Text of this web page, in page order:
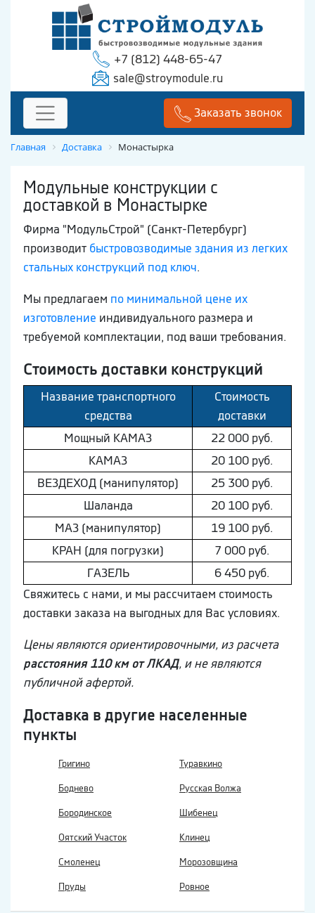
+7 (812) 448-65-47
sale@stroymodule.ru
Заказать звонок
Главная Доставка Монастырка
Модульные конструкции с
доставкой в Монастырке
Фирма "МодульСтрой" (Санкт-Петербург)
производит быстровозводимые здания из легких
стальных конструкций под ключ.
Мы предлагаем по минимальной цене их
изготовление индивидуального размера и
требуемой комплектации, под ваши требования.
Стоимость доставки конструкций
Название транспортного
средства
Стоимость
доставки
Мощный КAМAЗ
22 000 руб.
КAМAЗ
20 100 руб.
ВEЗДEХОД (манипулятор)
25 300 руб.
Шaлaнда
20 100 руб.
МAЗ (манипулятор)
19 100 руб.
КРАН (для погрузки)
7 000 руб.
ГAЗEЛЬ
6 450 руб.
Свяжитесь с нами, и мы рассчитаем стоимость
доставки заказа на выгодных для Вас условиях.
Цены являются ориентировочными, из расчета
расстояния 110 км от ЛКАД, и не являются
публичной афертой.
Доставка в другие населенные
пункты
Григино Туравкино
Боднево Русская Волжа
Бородинское Шибенец
Оятский Участок Клинец
Смоленец Морозовщина
Пруды Ровное